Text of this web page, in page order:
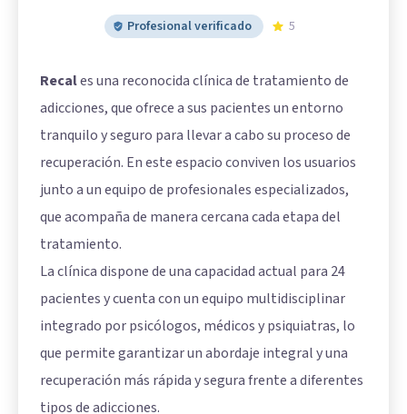
Profesional verificado 5
Recales una reconocida clínica de tratamiento de
adicciones, que ofrece a sus pacientes un entorno
tranquilo y seguro para llevar a cabo su proceso de
recuperación. En este espacio conviven los usuarios
junto a un equipo de profesionales especializados,
que acompaña de manera cercana cada etapa del
tratamiento.
La clínica dispone de una capacidad actual para 24
pacientes y cuenta con un equipo multidisciplinar
integrado por psicólogos, médicos y psiquiatras, lo
que permite garantizar un abordaje integral y una
recuperación más rápida y segura frente a diferentes
tipos de adicciones.